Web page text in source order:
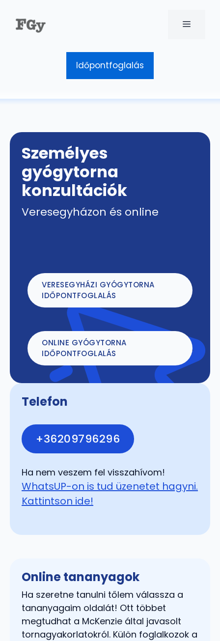
tartalomba
MENÜ
Időpontfoglalás
Személyes
gyógytorna
konzultációk
Veresegyházon és online
VERESEGYHÁZI GYÓGYTORNA
IDŐPONTFOGLALÁS
ONLINE GYÓGYTORNA
IDŐPONTFOGLALÁS
Telefon
+36209796296
Ha nem veszem fel visszahívom!
WhatsUP-on is tud üzenetet hagyni.
Kattintson ide!
Online tananyagok
Ha szeretne tanulni tőlem válassza a
tananyagaim oldalát! Ott többet
megtudhat a McKenzie által javasolt
tornagyakorlatokról. Külön foglalkozok a